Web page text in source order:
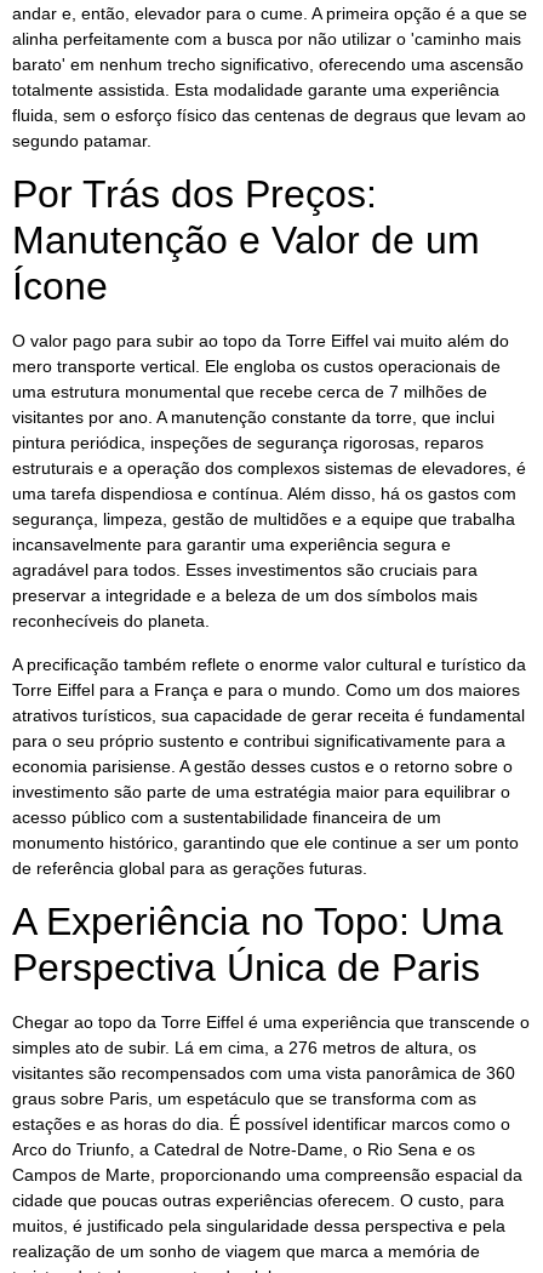
andar e, então, elevador para o cume. A primeira opção é a que se
alinha perfeitamente com a busca por não utilizar o 'caminho mais
barato' em nenhum trecho significativo, oferecendo uma ascensão
totalmente assistida. Esta modalidade garante uma experiência
fluida, sem o esforço físico das centenas de degraus que levam ao
segundo patamar.
Por Trás dos Preços:
Manutenção e Valor de um
Ícone
O valor pago para subir ao topo da Torre Eiffel vai muito além do
mero transporte vertical. Ele engloba os custos operacionais de
uma estrutura monumental que recebe cerca de 7 milhões de
visitantes por ano. A manutenção constante da torre, que inclui
pintura periódica, inspeções de segurança rigorosas, reparos
estruturais e a operação dos complexos sistemas de elevadores, é
uma tarefa dispendiosa e contínua. Além disso, há os gastos com
segurança, limpeza, gestão de multidões e a equipe que trabalha
incansavelmente para garantir uma experiência segura e
agradável para todos. Esses investimentos são cruciais para
preservar a integridade e a beleza de um dos símbolos mais
reconhecíveis do planeta.
A precificação também reflete o enorme valor cultural e turístico da
Torre Eiffel para a França e para o mundo. Como um dos maiores
atrativos turísticos, sua capacidade de gerar receita é fundamental
para o seu próprio sustento e contribui significativamente para a
economia parisiense. A gestão desses custos e o retorno sobre o
investimento são parte de uma estratégia maior para equilibrar o
acesso público com a sustentabilidade financeira de um
monumento histórico, garantindo que ele continue a ser um ponto
de referência global para as gerações futuras.
A Experiência no Topo: Uma
Perspectiva Única de Paris
Chegar ao topo da Torre Eiffel é uma experiência que transcende o
simples ato de subir. Lá em cima, a 276 metros de altura, os
visitantes são recompensados com uma vista panorâmica de 360
graus sobre Paris, um espetáculo que se transforma com as
estações e as horas do dia. É possível identificar marcos como o
Arco do Triunfo, a Catedral de Notre-Dame, o Rio Sena e os
Campos de Marte, proporcionando uma compreensão espacial da
cidade que poucas outras experiências oferecem. O custo, para
muitos, é justificado pela singularidade dessa perspectiva e pela
realização de um sonho de viagem que marca a memória de